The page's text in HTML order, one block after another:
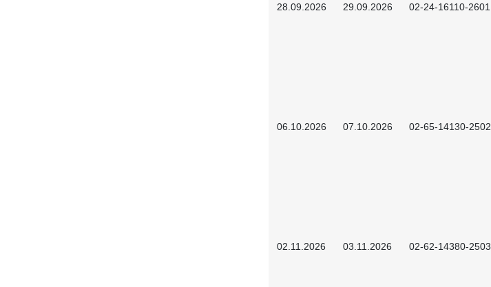
28.09.2026 29.09.2026 02-24-16110-2601
06.10.2026 07.10.2026 02-65-14130-2502
02.11.2026 03.11.2026 02-62-14380-2503